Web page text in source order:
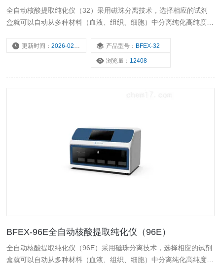
全自动核酸提取纯化仪（32）采用磁珠分离技术，选择相应的试剂
盒就可以自动从多种材料（血液、组织、细胞）中分离纯化高纯度的
操作简便，是临床分子检测和分子生物学实验室科学研究的得力助
更新时间：2026-02-05 产品型号： BFEX-32
浏览量： 12408
BFEX-96E全自动核酸提取纯化仪（96E）
全自动核酸提取纯化仪（96E）采用磁珠分离技术，选择相应的试剂
盒就可以自动从多种材料（血液、组织、细胞）中分离纯化高纯度的